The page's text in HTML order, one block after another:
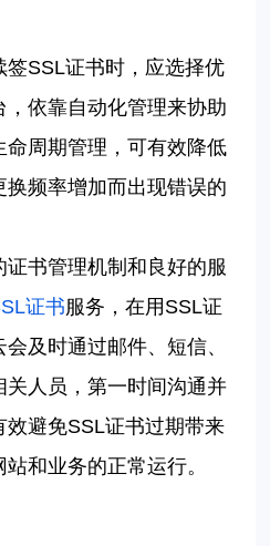
签SSL证书时，应选择优
，依靠自动化管理来协助
周期管理，可有效降低
换频率增加而出现错误的
证书管理机制和良好的服
证书服务，在用 SSL证
会及时通过邮件、短信、
关人员，第一时间沟通并
效避免SSL证书过期带来
和业务的正常运行。